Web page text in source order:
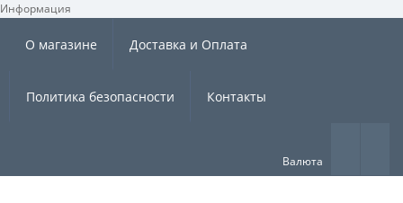
Информация ×
О магазине Доставка и Оплата
Политика безопасности Контакты
Валюта